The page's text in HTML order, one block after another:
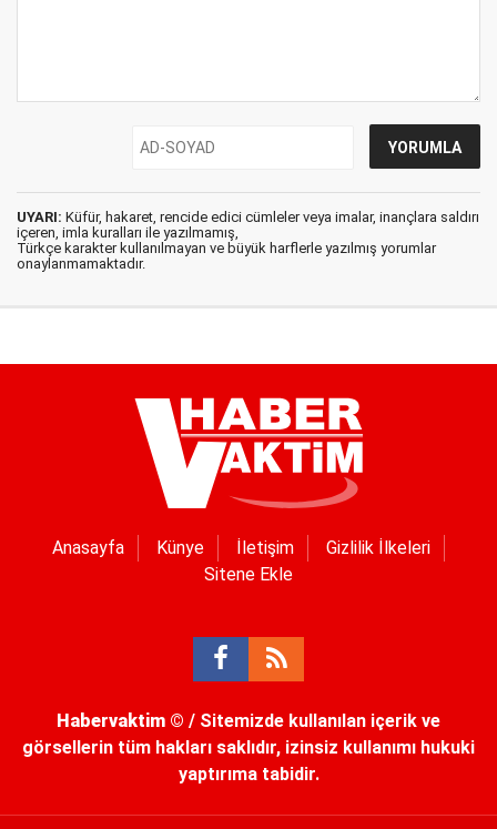
UYARI: Küfür, hakaret, rencide edici cümleler veya imalar, inançlara saldırı
içeren, imla kuralları ile yazılmamış,
Türkçe karakter kullanılmayan ve büyük harflerle yazılmış yorumlar
onaylanmamaktadır.
Anasayfa Künye İletişim
Gizlilik İlkeleri
Sitene Ekle
Habervaktim © / Sitemizde kullanılan içerik ve
görsellerin tüm hakları saklıdır, izinsiz kullanımı hukuki
yaptırıma tabidir.